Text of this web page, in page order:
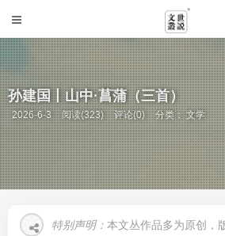
孙建国丨山中·菖蒲（三首）
2026-6-3 阅读(323) 评论(0) 分类：文学
特别声明： 本文丛作品多为原创，